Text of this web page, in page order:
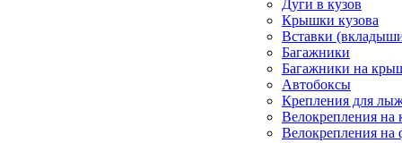
Дуги в кузов
Крышки кузова
Вставки
Багажники
Багажники на
Автобоксы
Крепления для
Велокрепления
Велокрепления на